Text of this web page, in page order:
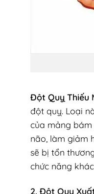
Đột Quỵ Thiếu
đột quỵ. Loại
của mảng
não, làm giảm
sẽ bị tổn
chức năng
2. Đột Quỵ